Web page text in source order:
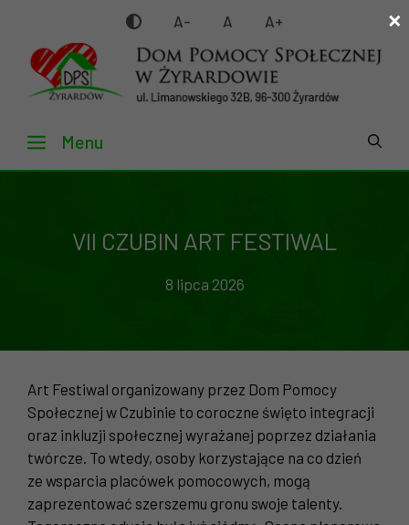
treści
A- A A+
Menu
VII CZUBIN ART FESTIWAL
8 lipca 2026
Art Festiwal organizowany przez Dom Pomocy
Społecznej w Czubinie to coroczne święto integracji
oraz inkluzji społecznej wyrażanej poprzez działania
twórcze. To wtedy, osoby korzystające na co dzień
ze wsparcia placówek pomocowych, mogą
zaprezentować szerszemu gronu swoje talenty.
×